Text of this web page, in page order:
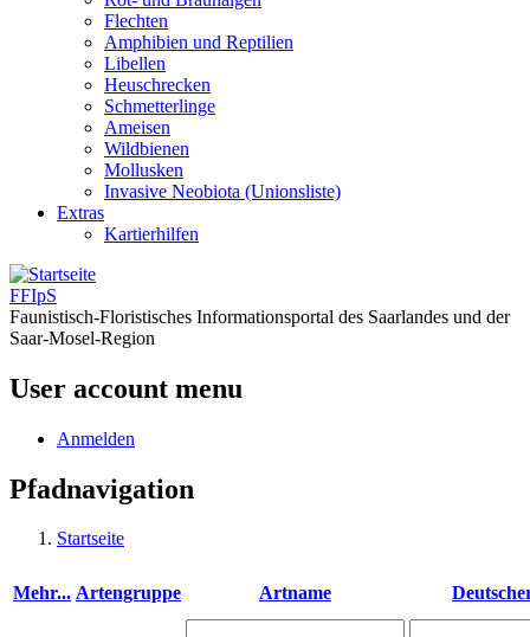
Flechten
Amphibien und Reptilien
Libellen
Heuschrecken
Schmetterlinge
Ameisen
Wildbienen
Mollusken
Invasive Neobiota (Unionsliste)
Extras
Kartierhilfen
FFIpS
Faunistisch-Floristisches Informationsportal des Saarlandes und der
Saar-Mosel-Region
User account menu
Anmelden
Pfadnavigation
Startseite
Mehr... Artengruppe Artname